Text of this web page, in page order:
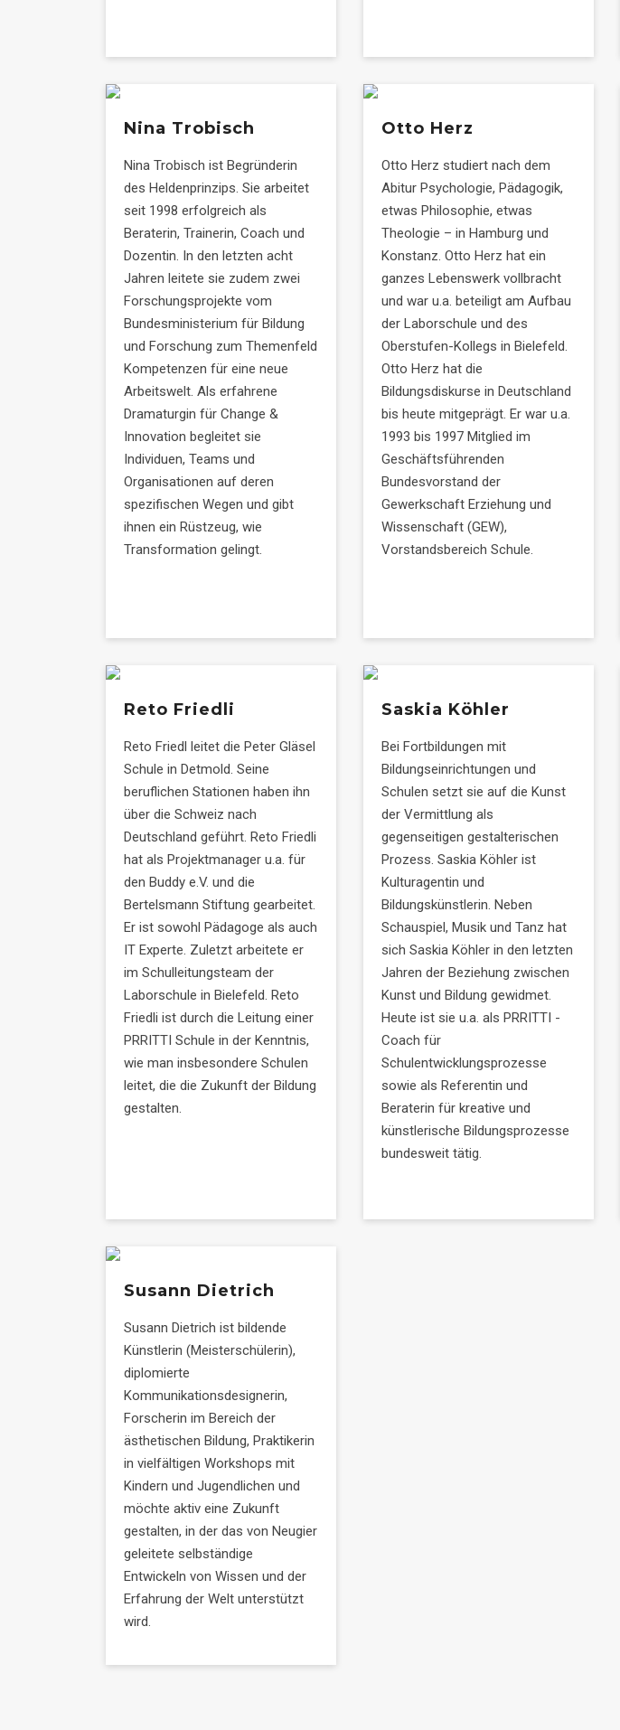
Nina Trobisch
Nina Trobisch ist Begründerin
des Heldenprinzips. Sie arbeitet
seit 1998 erfolgreich als
Beraterin, Trainerin, Coach und
Dozentin. In den letzten acht
Jahren leitete sie zudem zwei
Forschungsprojekte vom
Bundesministerium für Bildung
und Forschung zum Themenfeld
Kompetenzen für eine neue
Arbeitswelt. Als erfahrene
Dramaturgin für Change &
Innovation begleitet sie
Individuen, Teams und
Organisationen auf deren
spezifischen Wegen und gibt
ihnen ein Rüstzeug, wie
Transformation gelingt.
Otto Herz
Otto Herz studiert nach dem
Abitur Psychologie, Pädagogik,
etwas Philosophie, etwas
Theologie – in Hamburg und
Konstanz. Otto Herz hat ein
ganzes Lebenswerk vollbracht
und war u.a. beteiligt am Aufbau
der Laborschule und des
Oberstufen-Kollegs in Bielefeld.
Otto Herz hat die
Bildungsdiskurse in Deutschland
bis heute mitgeprägt. Er war u.a.
1993 bis 1997 Mitglied im
Geschäftsführenden
Bundesvorstand der
Gewerkschaft Erziehung und
Wissenschaft (GEW),
Vorstandsbereich Schule.
Reto Friedli
Reto Friedl leitet die Peter Gläsel
Schule in Detmold. Seine
beruflichen Stationen haben ihn
über die Schweiz nach
Deutschland geführt. Reto Friedli
hat als Projektmanager u.a. für
den Buddy e.V. und die
Bertelsmann Stiftung gearbeitet.
Er ist sowohl Pädagoge als auch
IT Experte. Zuletzt arbeitete er
im Schulleitungsteam der
Laborschule in Bielefeld. Reto
Friedli ist durch die Leitung einer
PRRITTI Schule in der Kenntnis,
wie man insbesondere Schulen
leitet, die die Zukunft der Bildung
gestalten.
Saskia Köhler
Bei Fortbildungen mit
Bildungseinrichtungen und
Schulen setzt sie auf die Kunst
der Vermittlung als
gegenseitigen gestalterischen
Prozess. Saskia Köhler ist
Kulturagentin und
Bildungskünstlerin. Neben
Schauspiel, Musik und Tanz hat
sich Saskia Köhler in den letzten
Jahren der Beziehung zwischen
Kunst und Bildung gewidmet.
Heute ist sie u.a. als PRRITTI -
Coach für
Schulentwicklungsprozesse
sowie als Referentin und
Beraterin für kreative und
künstlerische Bildungsprozesse
bundesweit tätig.
Susann Dietrich
Susann Dietrich ist bildende
Künstlerin (Meisterschülerin),
diplomierte
Kommunikationsdesignerin,
Forscherin im Bereich der
ästhetischen Bildung, Praktikerin
in vielfältigen Workshops mit
Kindern und Jugendlichen und
möchte aktiv eine Zukunft
gestalten, in der das von Neugier
geleitete selbständige
Entwickeln von Wissen und der
Erfahrung der Welt unterstützt
wird.